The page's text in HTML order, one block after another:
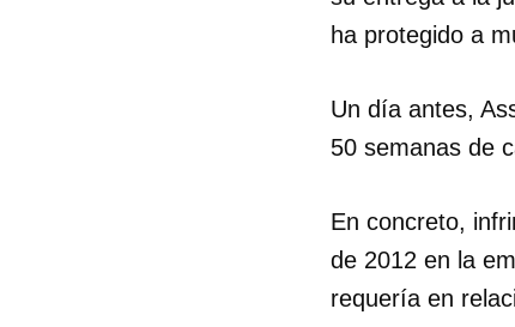
ha protegido a
Un día antes,
50 semanas de
En concreto,
de 2012 en la
requería en